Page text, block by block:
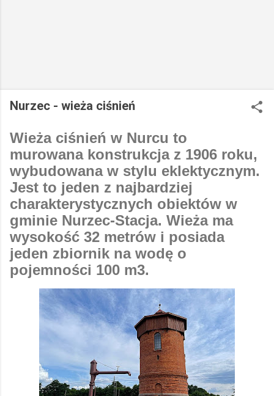
Nurzec - wieża ciśnień
Wieża ciśnień w Nurcu to
murowana konstrukcja z 1906 roku,
wybudowana w stylu eklektycznym.
Jest to jeden z najbardziej
charakterystycznych obiektów w
gminie Nurzec-Stacja. Wieża ma
wysokość 32 metrów i posiada
jeden zbiornik na wodę o
pojemności 100 m3.